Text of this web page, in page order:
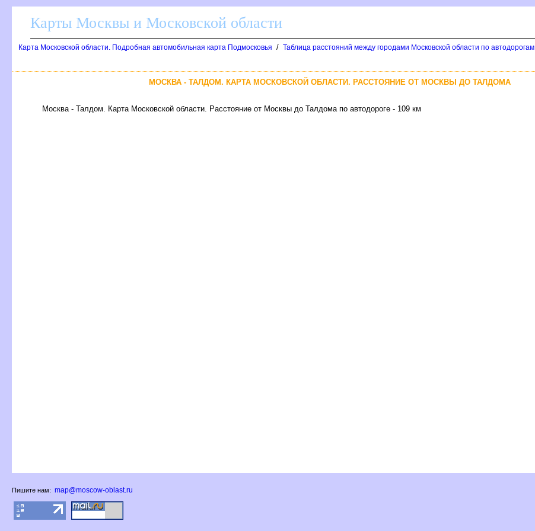
Карты Москвы и Московской области
Карта Московской области. Подробная автомобильная карта Подмосковья / Таблица расстояний между городами Московской области по автодорогам
МОСКВА - ТАЛДОМ. КАРТА МОСКОВСКОЙ ОБЛАСТИ. РАССТОЯНИЕ ОТ МОСКВЫ ДО ТАЛДОМА
Москва - Талдом. Карта Московской области. Расстояние от Москвы до Талдома по автодороге - 109 км
Пишите нам: map@moscow-oblast.ru